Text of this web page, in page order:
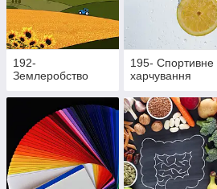
192-
Землеробство
195- Cпортивне
харчування